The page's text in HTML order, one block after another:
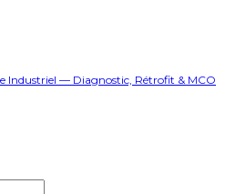
Industriel — Diagnostic, Rétrofit & MCO